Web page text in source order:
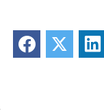
Facebook